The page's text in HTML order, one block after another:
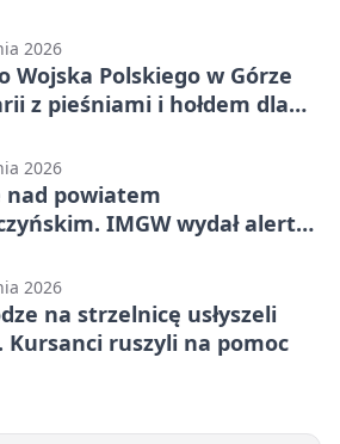
2026
Wojska Polskiego w Górze
z pieśniami i hołdem dla
2026
nad powiatem
IMGW wydał alert
2026
na strzelnicę usłyszeli
Kursanci ruszyli na pomoc